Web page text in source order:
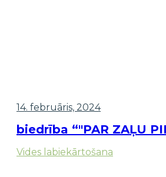
14. februāris, 2024
biedrība “"PAR ZAĻU
Vides labiekārtošana